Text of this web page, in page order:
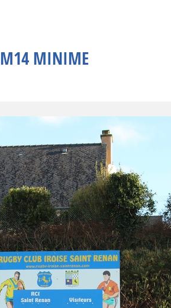
M14 MINIME